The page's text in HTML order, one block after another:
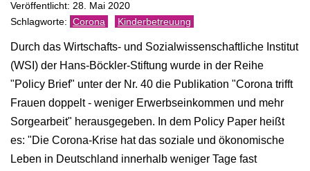
Veröffentlicht: 28. Mai 2020
Corona Kinderbetreuung
Durch das Wirtschafts- und Sozialwissenschaftliche Institut
(WSI) der Hans-Böckler-Stiftung wurde in der Reihe
"Policy Brief" unter der Nr. 40 die Publikation "Corona trifft
Frauen doppelt - weniger Erwerbseinkommen und mehr
Sorgearbeit" herausgegeben. In dem Policy Paper heißt
es: "Die Corona-Krise hat das soziale und ökonomische
Leben in Deutschland innerhalb weniger Tage fast